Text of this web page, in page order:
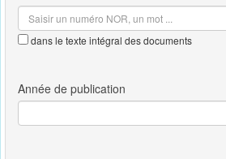
dans le texte intégral des documents